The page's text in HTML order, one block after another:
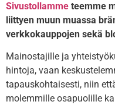
Sivustollamme teemme
liittyen muun muassa
verkkokauppojen sekä
Mainostajille ja
hintoja, vaan
tapauskohtaisesti, niin
molemmille osapuolille